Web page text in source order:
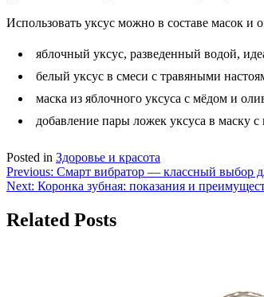
Использовать уксус можно в составе масок и
яблочный уксус, разведенный водой,
белый уксус в смеси с травяными
маска из яблочного уксуса с мёдом и
добавление пары ложек уксуса в маску
Posted in Здоровье и красота
Навигация
по
записям
Previous: Смарт вибратор — классный выбор
Next: Коронка зубная: показания и
Related Posts